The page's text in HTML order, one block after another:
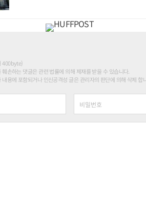
400byte)
손하는 댓글은 관련 법률에 의해 제재를 받을 수 있습니다.
용에 포함되거나 인신공격성 글은 관리자의 판단에 의해 삭제 합